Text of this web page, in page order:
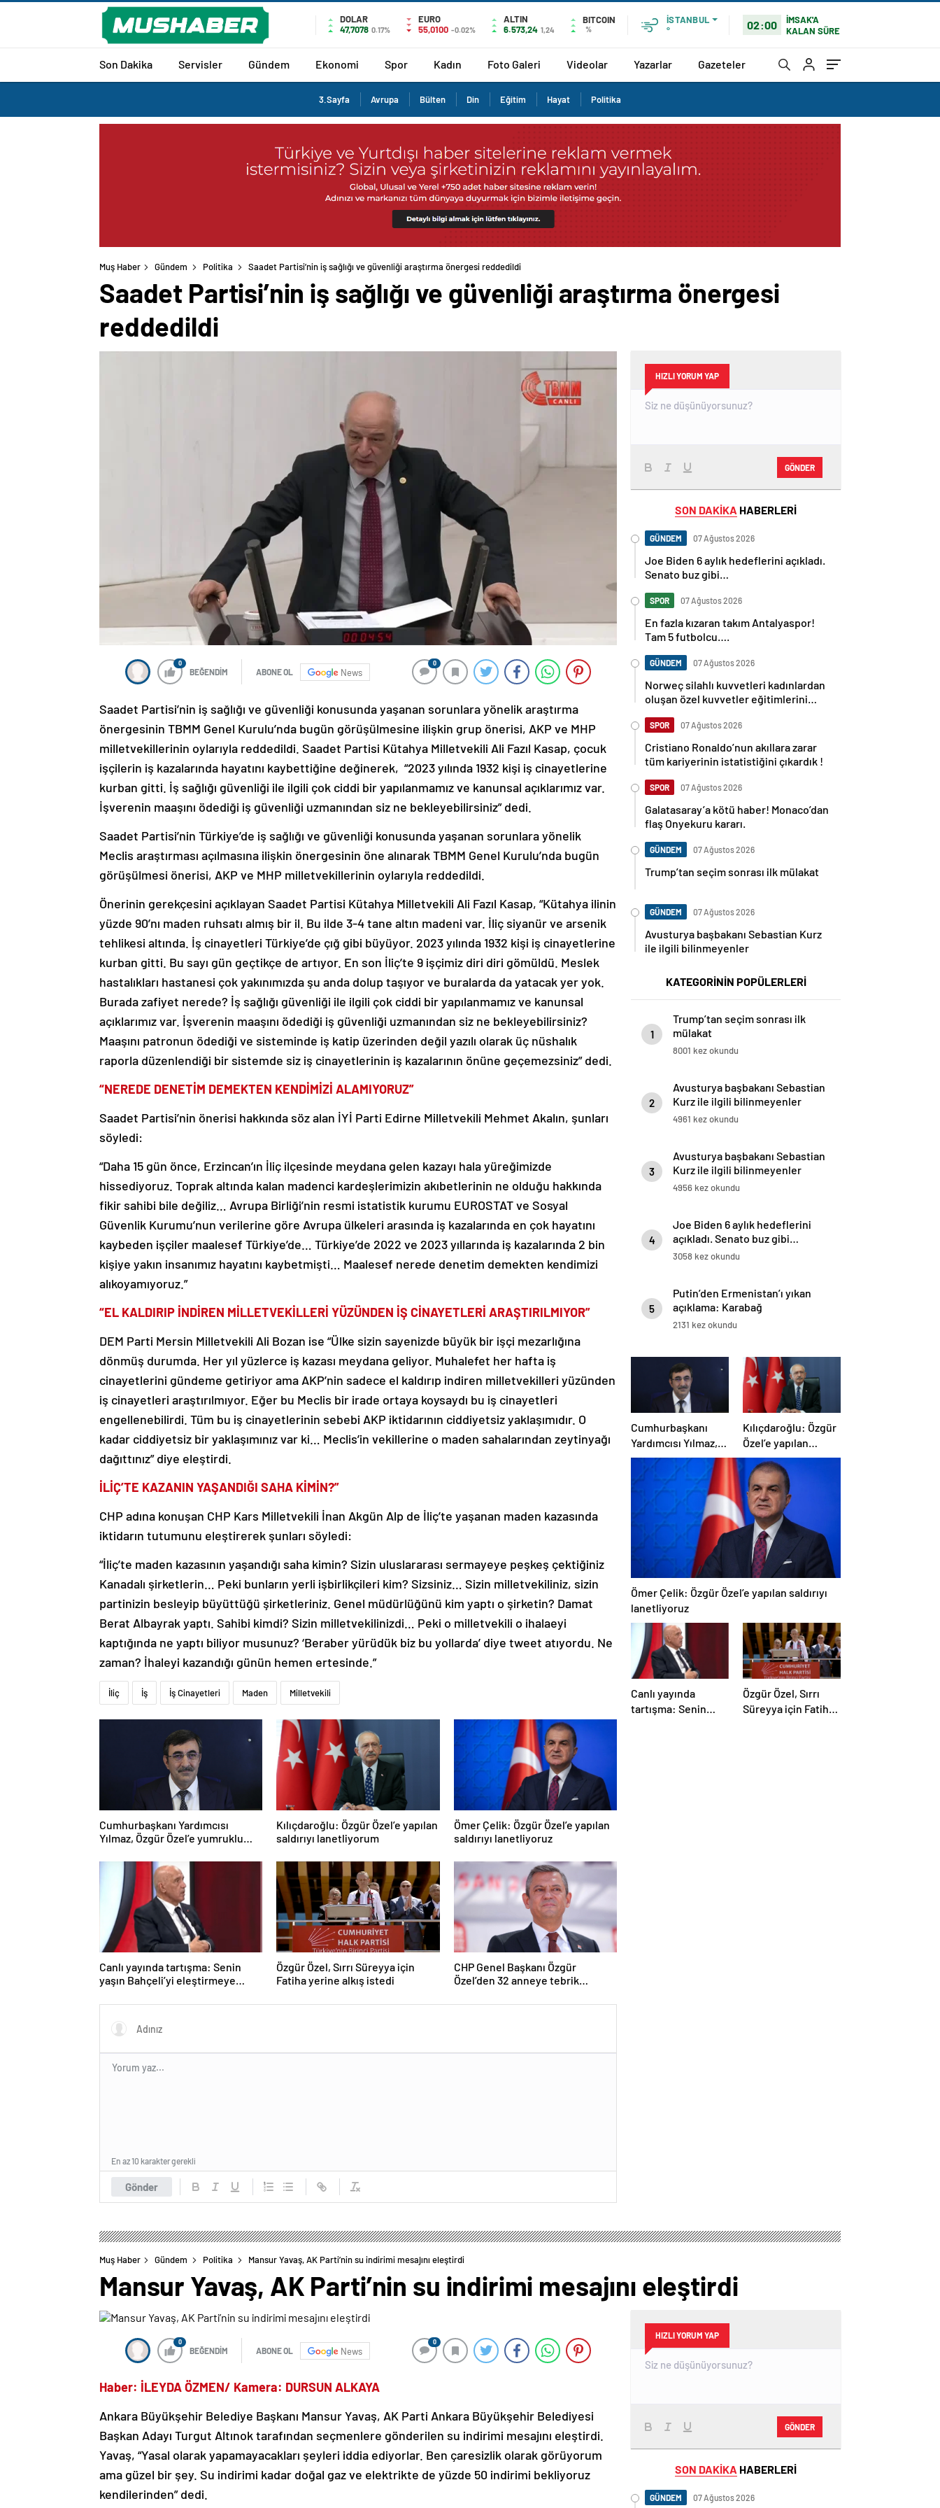
DOLAR
47,7078 0.17%
EURO
55,0100 -0.02%
ALTIN
6.573,24 1,24
BITCOIN
%
İSTANBUL
°
02:00
İMSAK'A
KALAN SÜRE
Son Dakika Servisler Gündem Ekonomi Spor Kadın Foto Galeri Videolar Yazarlar Gazeteler
3.Sayfa Avrupa Bülten Din Eğitim Hayat Politika
Muş Haber Gündem Politika Saadet Partisi’nin iş sağlığı ve güvenliği araştırma önergesi reddedildi
Saadet Partisi’nin iş sağlığı ve güvenliği araştırma önergesi
reddedildi
0
BEĞENDİM ABONE OL News
0
Saadet Partisi’nin iş sağlığı ve güvenliği konusunda yaşanan sorunlara yönelik araştırma
önergesinin TBMM Genel Kurulu’nda bugün görüşülmesine ilişkin grup önerisi, AKP ve MHP
milletvekillerinin oylarıyla reddedildi. Saadet Partisi Kütahya Milletvekili Ali Fazıl Kasap, çocuk
işçilerin iş kazalarında hayatını kaybettiğine değinerek, “2023 yılında 1932 kişi iş cinayetlerine
kurban gitti. İş sağlığı güvenliği ile ilgili çok ciddi bir yapılanmamız ve kanunsal açıklarımız var.
İşverenin maaşını ödediği iş güvenliği uzmanından siz ne bekleyebilirsiniz” dedi.
Saadet Partisi’nin Türkiye’de iş sağlığı ve güvenliği konusunda yaşanan sorunlara yönelik
Meclis araştırması açılmasına ilişkin önergesinin öne alınarak TBMM Genel Kurulu’nda bugün
görüşülmesi önerisi, AKP ve MHP milletvekillerinin oylarıyla reddedildi.
Önerinin gerekçesini açıklayan Saadet Partisi Kütahya Milletvekili Ali Fazıl Kasap, “Kütahya ilinin
yüzde 90’nı maden ruhsatı almış bir il. Bu ilde 3-4 tane altın madeni var. İliç siyanür ve arsenik
tehlikesi altında. İş cinayetleri Türkiye’de çığ gibi büyüyor. 2023 yılında 1932 kişi iş cinayetlerine
kurban gitti. Bu sayı gün geçtikçe de artıyor. En son İliç’te 9 işçimiz diri diri gömüldü. Meslek
hastalıkları hastanesi çok yakınımızda şu anda dolup taşıyor ve buralarda da yatacak yer yok.
Burada zafiyet nerede? İş sağlığı güvenliği ile ilgili çok ciddi bir yapılanmamız ve kanunsal
açıklarımız var. İşverenin maaşını ödediği iş güvenliği uzmanından siz ne bekleyebilirsiniz?
Maaşını patronun ödediği ve sisteminde iş katip üzerinden değil yazılı olarak üç nüshalık
raporla düzenlendiği bir sistemde siz iş cinayetlerinin iş kazalarının önüne geçemezsiniz” dedi.
“NEREDE DENETİM DEMEKTEN KENDİMİZİ ALAMIYORUZ”
Saadet Partisi’nin önerisi hakkında söz alan İYİ Parti Edirne Milletvekili Mehmet Akalın, şunları
söyledi:
“Daha 15 gün önce, Erzincan’ın İliç ilçesinde meydana gelen kazayı hala yüreğimizde
hissediyoruz. Toprak altında kalan madenci kardeşlerimizin akıbetlerinin ne olduğu hakkında
fikir sahibi bile değiliz… Avrupa Birliği’nin resmi istatistik kurumu EUROSTAT ve Sosyal
Güvenlik Kurumu’nun verilerine göre Avrupa ülkeleri arasında iş kazalarında en çok hayatını
kaybeden işçiler maalesef Türkiye’de… Türkiye’de 2022 ve 2023 yıllarında iş kazalarında 2 bin
kişiye yakın insanımız hayatını kaybetmişti… Maalesef nerede denetim demekten kendimizi
alıkoyamıyoruz.”
“EL KALDIRIP İNDİREN MİLLETVEKİLLERİ YÜZÜNDEN İŞ CİNAYETLERİ ARAŞTIRILMIYOR”
DEM Parti Mersin Milletvekili Ali Bozan ise “Ülke sizin sayenizde büyük bir işçi mezarlığına
dönmüş durumda. Her yıl yüzlerce iş kazası meydana geliyor. Muhalefet her hafta iş
cinayetlerini gündeme getiriyor ama AKP’nin sadece el kaldırıp indiren milletvekilleri yüzünden
iş cinayetleri araştırılmıyor. Eğer bu Meclis bir irade ortaya koysaydı bu iş cinayetleri
engellenebilirdi. Tüm bu iş cinayetlerinin sebebi AKP iktidarının ciddiyetsiz yaklaşımıdır. O
kadar ciddiyetsiz bir yaklaşımınız var ki… Meclis’in vekillerine o maden sahalarından zeytinyağı
dağıttınız” diye eleştirdi.
İLİÇ’TE KAZANIN YAŞANDIĞI SAHA KİMİN?”
CHP adına konuşan CHP Kars Milletvekili İnan Akgün Alp de İliç’te yaşanan maden kazasında
iktidarın tutumunu eleştirerek şunları söyledi:
“İliç’te maden kazasının yaşandığı saha kimin? Sizin uluslararası sermayeye peşkeş çektiğiniz
Kanadalı şirketlerin… Peki bunların yerli işbirlikçileri kim? Sizsiniz… Sizin milletvekiliniz, sizin
partinizin besleyip büyüttüğü şirketleriniz. Genel müdürlüğünü kim yaptı o şirketin? Damat
Berat Albayrak yaptı. Sahibi kimdi? Sizin milletvekilinizdi… Peki o milletvekili o ihalaeyi
kaptığında ne yaptı biliyor musunuz? ‘Beraber yürüdük biz bu yollarda’ diye tweet atıyordu. Ne
zaman? İhaleyi kazandığı günün hemen ertesinde.”
İliç İş İş Cinayetleri Maden Milletvekili
Cumhurbaşkanı Yardımcısı
Yılmaz, Özgür Özel’e yumruklu
Kılıçdaroğlu: Özgür Özel’e yapılan
saldırıyı lanetliyorum
Ömer Çelik: Özgür Özel’e yapılan
saldırıyı lanetliyoruz
Canlı yayında tartışma: Senin
yaşın Bahçeli’yi eleştirmeye
Özgür Özel, Sırrı Süreyya için
Fatiha yerine alkış istedi
CHP Genel Başkanı Özgür
Özel’den 32 anneye tebrik
Gönder
En az 10 karakter gerekli
HIZLI YORUM YAP
GÖNDER
SON DAKİKA HABERLERİ
GÜNDEM 07 Ağustos 2026
Joe Biden 6 aylık hedeflerini açıkladı.
Senato buz gibi…
SPOR 07 Ağustos 2026
En fazla kızaran takım Antalyaspor!
Tam 5 futbolcu….
GÜNDEM 07 Ağustos 2026
Norweç silahlı kuvvetleri kadınlardan
oluşan özel kuvvetler eğitimlerini
SPOR 07 Ağustos 2026
Cristiano Ronaldo’nun akıllara zarar
tüm kariyerinin istatistiğini çıkardık !
SPOR 07 Ağustos 2026
Galatasaray’a kötü haber! Monaco’dan
flaş Onyekuru kararı.
GÜNDEM 07 Ağustos 2026
Trump’tan seçim sonrası ilk mülakat
GÜNDEM 07 Ağustos 2026
Avusturya başbakanı Sebastian Kurz
ile ilgili bilinmeyenler
KATEGORİNİN POPÜLERLERİ
1
Trump’tan seçim sonrası ilk
mülakat
8001 kez okundu
2
Avusturya başbakanı Sebastian
Kurz ile ilgili bilinmeyenler
4961 kez okundu
3
Avusturya başbakanı Sebastian
Kurz ile ilgili bilinmeyenler
4956 kez okundu
4
Joe Biden 6 aylık hedeflerini
açıkladı. Senato buz gibi…
3058 kez okundu
5
Putin’den Ermenistan’ı yıkan
açıklama: Karabağ
Azerbaycan’ın ayrılmaz bir
2131 kez okundu
Cumhurbaşkanı
Yardımcısı Yılmaz,
Özgür Özel’e
yumruklu saldırıyı
kınadı
Kılıçdaroğlu: Özgür
Özel’e yapılan
saldırıyı
lanetliyorum
Ömer Çelik: Özgür Özel’e yapılan saldırıyı
lanetliyoruz
Canlı yayında
tartışma: Senin
Özgür Özel, Sırrı
Süreyya için Fatiha
Muş Haber Gündem Politika Mansur Yavaş, AK Parti’nin su indirimi mesajını eleştirdi
Mansur Yavaş, AK Parti’nin su indirimi mesajını eleştirdi
0
BEĞENDİM ABONE OL News
0
Haber: İLEYDA ÖZMEN/ Kamera: DURSUN ALKAYA
Ankara Büyükşehir Belediye Başkanı Mansur Yavaş, AK Parti Ankara Büyükşehir Belediyesi
Başkan Adayı Turgut Altınok tarafından seçmenlere gönderilen su indirimi mesajını eleştirdi.
Yavaş, “Yasal olarak yapamayacakları şeyleri iddia ediyorlar. Ben çaresizlik olarak görüyorum
ama güzel bir şey. Su indirimi kadar doğal gaz ve elektrikte de yüzde 50 indirimi bekliyoruz
kendilerinden” dedi.
HIZLI YORUM YAP
GÖNDER
SON DAKİKA HABERLERİ
GÜNDEM 07 Ağustos 2026